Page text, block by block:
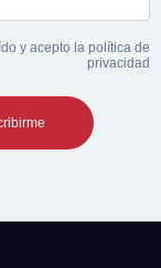
y acepto la política de
privacidad